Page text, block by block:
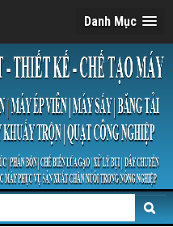
Danh Mục